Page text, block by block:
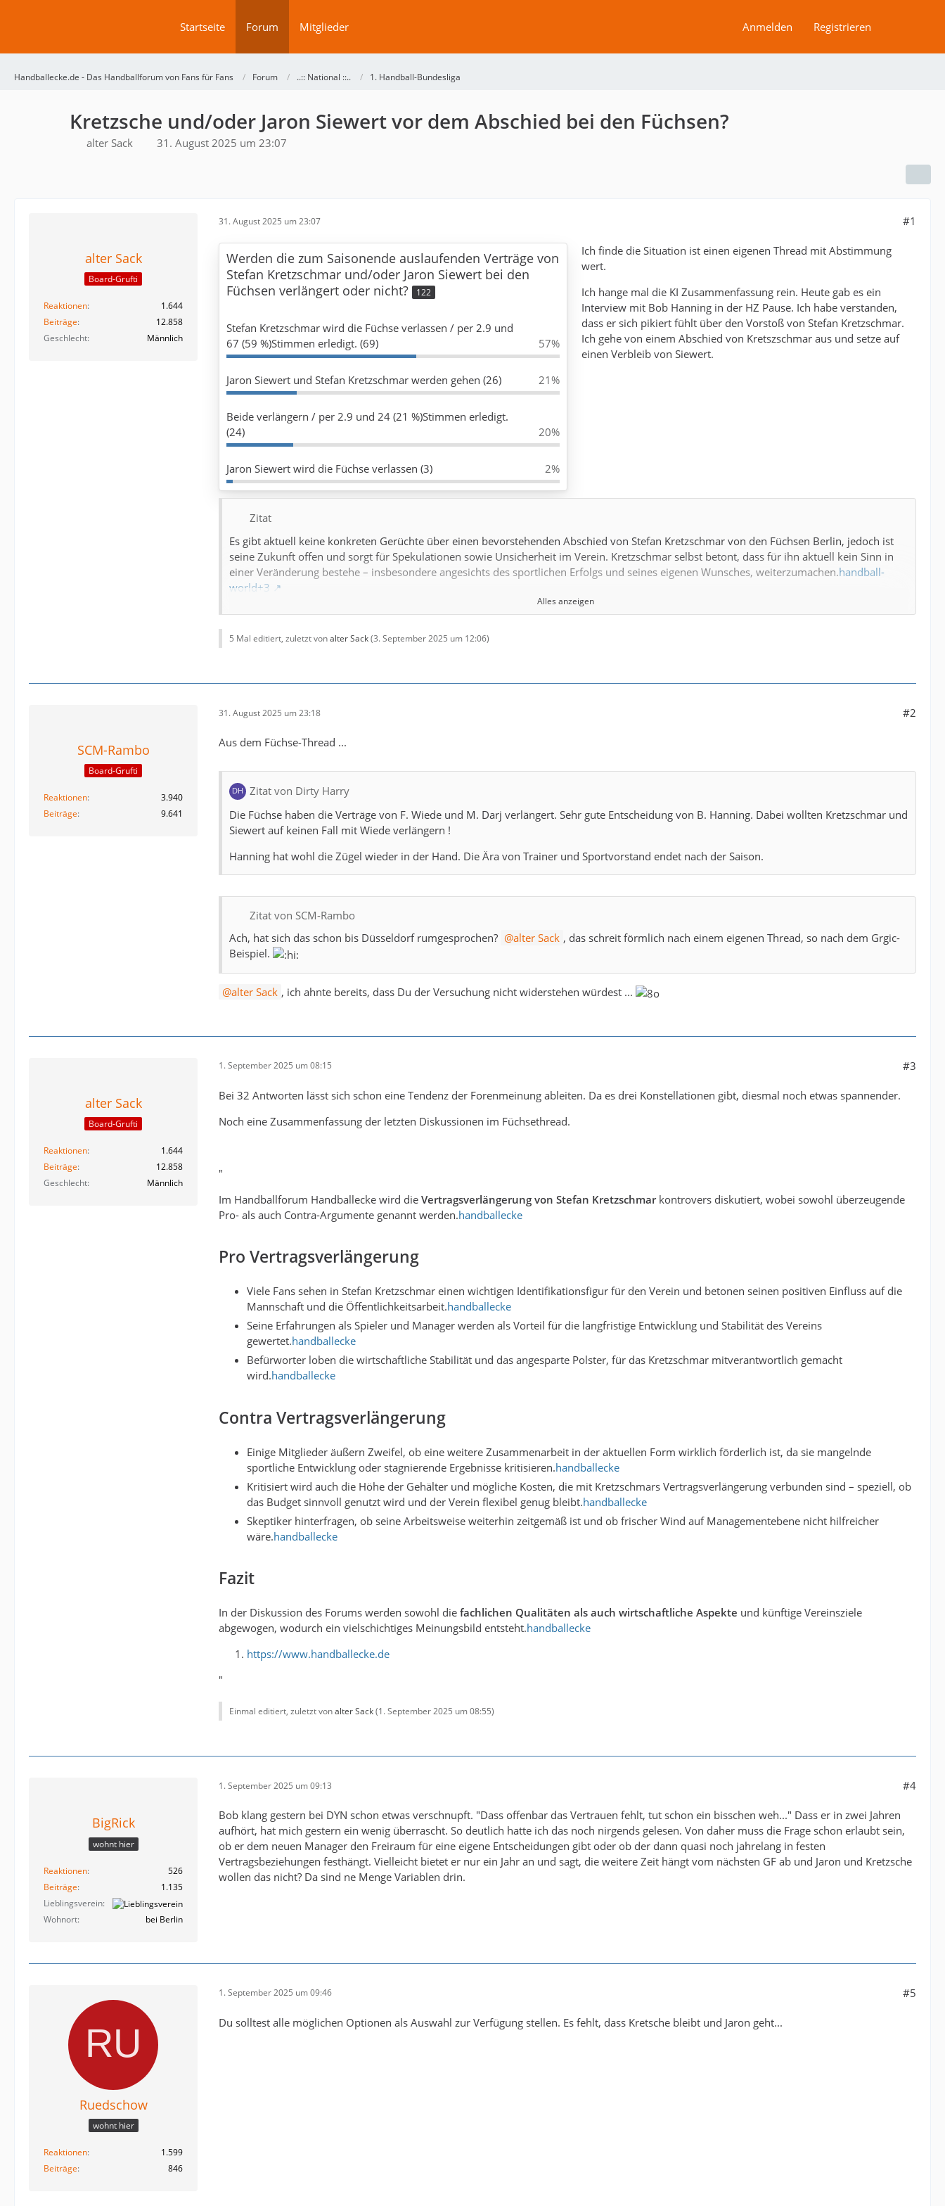
Startseite Forum Mitglieder Anmelden Registrieren
Handballecke.de - Das Handballforum von Fans für Fans Forum ..:: National ::.. 1. Handball-Bundesliga
Kretzsche und/oder Jaron Siewert vor dem Abschied bei den Füchsen?
alter Sack 31. August 2025 um 23:07
alter Sack
Board-Grufti
Reaktionen
1.644
Beiträge
12.858
Geschlecht
Männlich
31. August 2025 um 23:07 #1
Werden die zum Saisonende auslaufenden Verträge von
Stefan Kretzschmar und/oder Jaron Siewert bei den
Füchsen verlängert oder nicht?
122
Stefan Kretzschmar wird die Füchse verlassen / per 2.9 und
67 (59 %)Stimmen erledigt. (69)
57%
Jaron Siewert und Stefan Kretzschmar werden gehen (26) 21%
Beide verlängern / per 2.9 und 24 (21 %)Stimmen erledigt.
(24)
20%
Jaron Siewert wird die Füchse verlassen (3) 2%
Ich finde die Situation ist einen eigenen Thread mit Abstimmung
wert.
Ich hange mal die KI Zusammenfassung rein. Heute gab es ein
Interview mit Bob Hanning in der HZ Pause. Ich habe verstanden,
dass er sich pikiert fühlt über den Vorstoß von Stefan Kretzschmar.
Ich gehe von einem Abschied von Kretszschmar aus und setze auf
einen Verbleib von Siewert.
Zitat
Es gibt aktuell keine konkreten Gerüchte über einen bevorstehenden Abschied von Stefan Kretzschmar von den Füchsen Berlin, jedoch ist
seine Zukunft offen und sorgt für Spekulationen sowie Unsicherheit im Verein. Kretzschmar selbst betont, dass für ihn aktuell kein Sinn in
einer Veränderung bestehe – insbesondere angesichts des sportlichen Erfolgs und seines eigenen Wunsches, weiterzumachen.handball-
world+3
Situation und Hintergründe
aber, dass er gern weiterarbeiten würde und keine Notwendigkeit für Veränderung sieht.
spätestens Oktober/November in Aussicht.
Gerüchte und Klarstellungen
Zwar brodeln die Diskussionen innerhalb der Medien und Fans über mögliche Veränderungen oder einen Abschied, Kretzschmar
selbst dementiert aber, dass konkrete Wechselabsichten existieren würden.
Es handelt sich vor allem um Spekulationen aufgrund der ungeklärten Vertragssituation, nicht um bestätigte
Wechselgerüchte.bild+1
Das Konzept und der sportliche Erfolg sprechen laut Kretzschmar aktuell gegen eine Veränderung im Managementteam.bild+1
Zusammenfassung
Die Zukunft von Stefan Kretzschmar bei den Füchsen Berlin bleibt vorerst unklar, handfeste Gerüchte über einen Abschied gibt es aber
nicht. Vielmehr wünschen sich Kretzschmar und Siewert, ihre Arbeit fortzusetzen – endgültige Entscheidungen sind aber seitens des Vereins
noch ausstehend.tagesspiegel+3
https://www.bild.de/sport/mehr-spo…4413a513d76ff83
https://www.morgenpost.de/sport/article4…gerade-hat.html
https://www.handball-world.news/artikel/auslau…siewert-1142232
https://www.sport.de/news/ne7544453…st-nichts-dran/
Alles anzeigen
5 Mal editiert, zuletzt vonalter Sack(3. September 2025 um 12:06)
SCM-Rambo
Board-Grufti
Reaktionen
3.940
Beiträge
9.641
31. August 2025 um 23:18 #2
Aus dem Füchse-Thread ...
Zitat von Dirty Harry
Die Füchse haben die Verträge von F. Wiede und M. Darj verlängert. Sehr gute Entscheidung von B. Hanning. Dabei wollten Kretzschmar und
Siewert auf keinen Fall mit Wiede verlängern !
Hanning hat wohl die Zügel wieder in der Hand. Die Ära von Trainer und Sportvorstand endet nach der Saison.
Zitat von SCM-Rambo
Ach, hat sich das schon bis Düsseldorf rumgesprochen?
alter Sack , das schreit förmlich nach einem eigenen Thread, so nach dem Grgic-
Beispiel.
alter Sack , ich ahnte bereits, dass Du der Versuchung nicht widerstehen würdest ...
alter Sack
Board-Grufti
Reaktionen
1.644
Beiträge
12.858
Geschlecht
Männlich
1. September 2025 um 08:15 #3
Bei 32 Antworten lässt sich schon eine Tendenz der Forenmeinung ableiten. Da es drei Konstellationen gibt, diesmal noch etwas spannender.
Noch eine Zusammenfassung der letzten Diskussionen im Füchsethread.
"
Im Handballforum Handballecke wird die Vertragsverlängerung von Stefan Kretzschmarkontrovers diskutiert, wobei sowohl überzeugende
Pro- als auch Contra-Argumente genannt werden.handballecke
Pro Vertragsverlängerung
Viele Fans sehen in Stefan Kretzschmar einen wichtigen Identifikationsfigur für den Verein und betonen seinen positiven Einfluss auf die
Mannschaft und die Öffentlichkeitsarbeit.handballecke
Seine Erfahrungen als Spieler und Manager werden als Vorteil für die langfristige Entwicklung und Stabilität des Vereins
gewertet.handballecke
Befürworter loben die wirtschaftliche Stabilität und das angesparte Polster, für das Kretzschmar mitverantwortlich gemacht
wird.handballecke
Contra Vertragsverlängerung
Einige Mitglieder äußern Zweifel, ob eine weitere Zusammenarbeit in der aktuellen Form wirklich förderlich ist, da sie mangelnde
sportliche Entwicklung oder stagnierende Ergebnisse kritisieren.handballecke
Kritisiert wird auch die Höhe der Gehälter und mögliche Kosten, die mit Kretzschmars Vertragsverlängerung verbunden sind – speziell, ob
das Budget sinnvoll genutzt wird und der Verein flexibel genug bleibt.handballecke
Skeptiker hinterfragen, ob seine Arbeitsweise weiterhin zeitgemäß ist und ob frischer Wind auf Managementebene nicht hilfreicher
wäre.handballecke
Fazit
In der Diskussion des Forums werden sowohl die fachlichen Qualitäten als auch wirtschaftliche Aspekte und künftige Vereinsziele
abgewogen, wodurch ein vielschichtiges Meinungsbild entsteht.handballecke
https://www.handballecke.de
"
Einmal editiert, zuletzt vonalter Sack(1. September 2025 um 08:55)
BigRick
wohnt hier
Reaktionen
526
Beiträge
1.135
Lieblingsverein
Wohnort
bei Berlin
1. September 2025 um 09:13 #4
Bob klang gestern bei DYN schon etwas verschnupft. "Dass offenbar das Vertrauen fehlt, tut schon ein bisschen weh..." Dass er in zwei Jahren
aufhört, hat mich gestern ein wenig überrascht. So deutlich hatte ich das noch nirgends gelesen. Von daher muss die Frage schon erlaubt sein,
ob er dem neuen Manager den Freiraum für eine eigene Entscheidungen gibt oder ob der dann quasi noch jahrelang in festen
Vertragsbeziehungen festhängt. Vielleicht bietet er nur ein Jahr an und sagt, die weitere Zeit hängt vom nächsten GF ab und Jaron und Kretzsche
wollen das nicht? Da sind ne Menge Variablen drin.
Ruedschow
wohnt hier
Reaktionen
1.599
Beiträge
846
1. September 2025 um 09:46 #5
Du solltest alle möglichen Optionen als Auswahl zur Verfügung stellen. Es fehlt, dass Kretsche bleibt und Jaron geht...